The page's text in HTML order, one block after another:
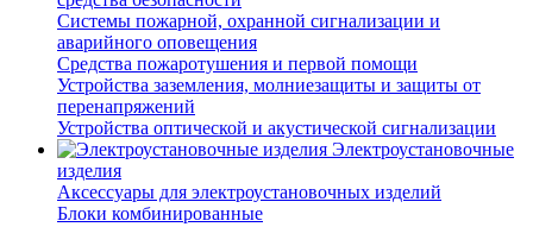
Системы пожарной, охранной сигнализации и
аварийного оповещения
Средства пожаротушения и первой помощи
Устройства заземления, молниезащиты и защиты от
перенапряжений
Устройства оптической и акустической сигнализации
Электроустановочные
изделия
Аксессуары для электроустановочных изделий
Блоки комбинированные